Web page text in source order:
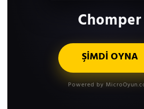
Chomper
ŞİMDİ OYNA
Powered by